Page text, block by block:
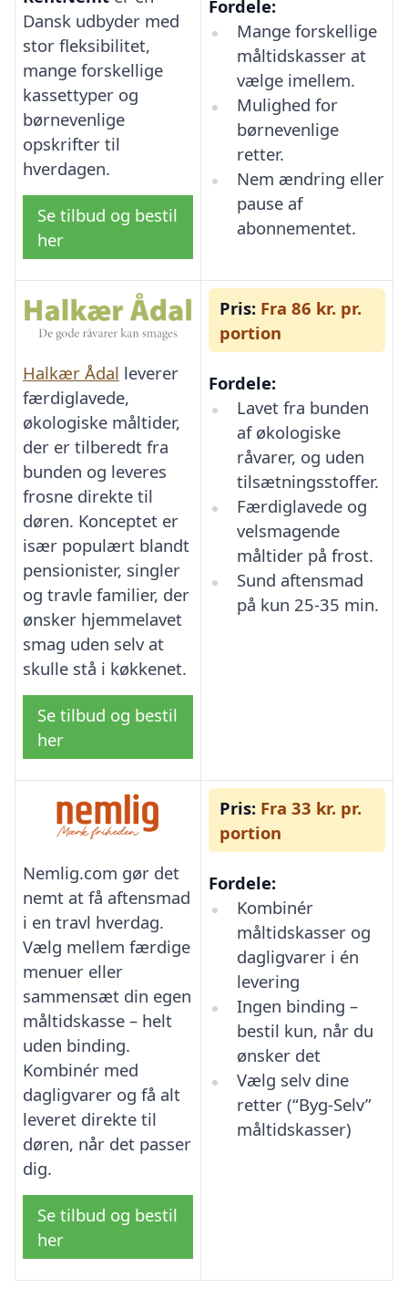
Dansk udbyder med
stor fleksibilitet,
mange forskellige
kassettyper og
børnevenlige
opskrifter til
hverdagen.
Se tilbud og bestil
her
Fordele:
Mange forskellige
måltidskasser at
vælge imellem.
Mulighed for
børnevenlige
retter.
Nem ændring eller
pause af
abonnementet.
Halkær Ådal leverer
færdiglavede,
økologiske måltider,
der er tilberedt fra
bunden og leveres
frosne direkte til
døren. Konceptet er
især populært blandt
pensionister, singler
og travle familier, der
ønsker hjemmelavet
smag uden selv at
skulle stå i køkkenet.
Se tilbud og bestil
her
Pris: Fra 86 kr. pr.
portion
Fordele:
Lavet fra bunden
af økologiske
råvarer, og uden
tilsætningsstoffer.
Færdiglavede og
velsmagende
måltider på frost.
Sund aftensmad
på kun 25-35 min.
Nemlig.com gør det
nemt at få aftensmad
i en travl hverdag.
Vælg mellem færdige
menuer eller
sammensæt din egen
måltidskasse – helt
uden binding.
Kombinér med
dagligvarer og få alt
leveret direkte til
døren, når det passer
dig.
Se tilbud og bestil
her
Pris: Fra 33 kr. pr.
portion
Fordele:
Kombinér
måltidskasser og
dagligvarer i én
levering
Ingen binding –
bestil kun, når du
ønsker det
Vælg selv dine
retter (“Byg-Selv”
måltidskasser)